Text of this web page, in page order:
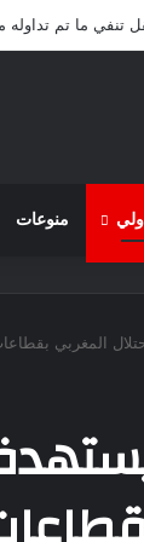
تنفي ما تم
منوعات
المغربي